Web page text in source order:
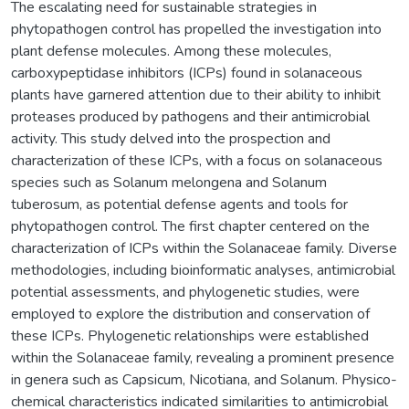
The escalating need for sustainable strategies in
phytopathogen control has propelled the investigation into
plant defense molecules. Among these molecules,
carboxypeptidase inhibitors (ICPs) found in solanaceous
plants have garnered attention due to their ability to inhibit
proteases produced by pathogens and their antimicrobial
activity. This study delved into the prospection and
characterization of these ICPs, with a focus on solanaceous
species such as Solanum melongena and Solanum
tuberosum, as potential defense agents and tools for
phytopathogen control. The first chapter centered on the
characterization of ICPs within the Solanaceae family. Diverse
methodologies, including bioinformatic analyses, antimicrobial
potential assessments, and phylogenetic studies, were
employed to explore the distribution and conservation of
these ICPs. Phylogenetic relationships were established
within the Solanaceae family, revealing a prominent presence
in genera such as Capsicum, Nicotiana, and Solanum. Physico-
chemical characteristics indicated similarities to antimicrobial